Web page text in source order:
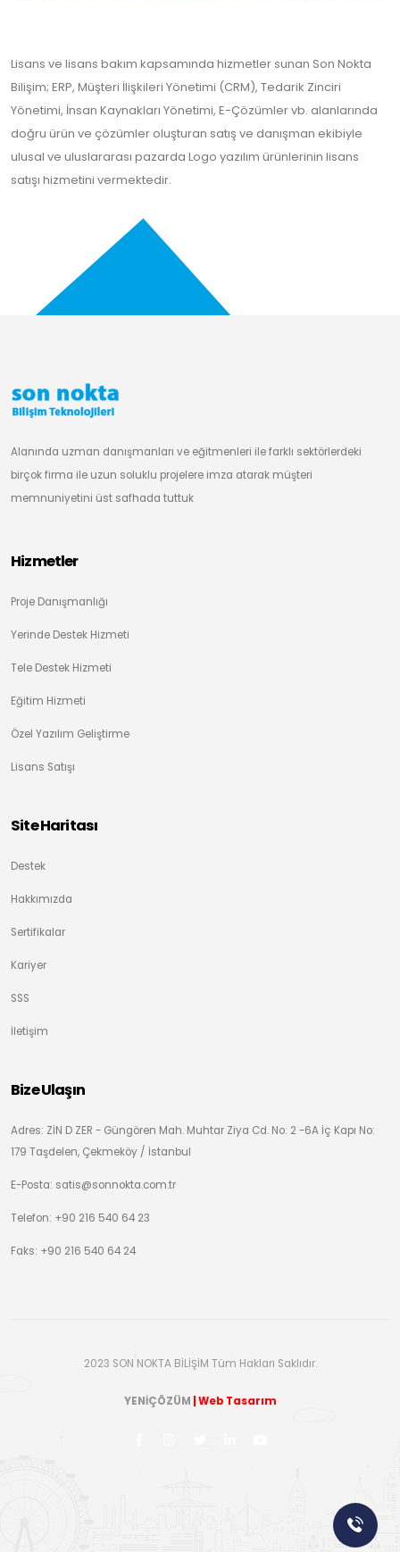
Lisans ve lisans bakım kapsamında hizmetler sunan Son Nokta
Bilişim; ERP, Müşteri İlişkileri Yönetimi (CRM), Tedarik Zinciri
Yönetimi, İnsan Kaynakları Yönetimi, E-Çözümler vb. alanlarında
doğru ürün ve çözümler oluşturan satış ve danışman ekibiyle
ulusal ve uluslararası pazarda Logo yazılım ürünlerinin lisans
satışı hizmetini vermektedir.
Alanında uzman danışmanları ve eğitmenleri ile farklı sektörlerdeki
birçok firma ile uzun soluklu projelere imza atarak müşteri
memnuniyetini üst safhada tuttuk
Hizmetler
Proje Danışmanlığı
Yerinde Destek Hizmeti
Tele Destek Hizmeti
Eğitim Hizmeti
Özel Yazılım Geliştirme
Lisans Satışı
Site Haritası
Destek
Hakkımızda
Sertifikalar
Kariyer
SSS
İletişim
Bize Ulaşın
Adres: ZİN D ZER - Güngören Mah. Muhtar Ziya Cd. No: 2 -6A İç Kapı No:
179 Taşdelen, Çekmeköy / İstanbul
E-Posta: satis@sonnokta.com.tr
Telefon: +90 216 540 64 23
Faks: +90 216 540 64 24
2023 SON NOKTA BİLİŞİM Tüm Hakları Saklıdır.
YENİÇÖZÜM | Web Tasarım